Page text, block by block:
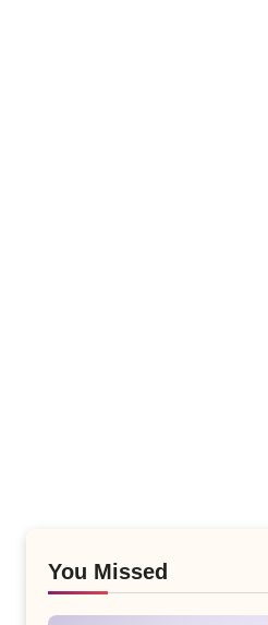
You Missed